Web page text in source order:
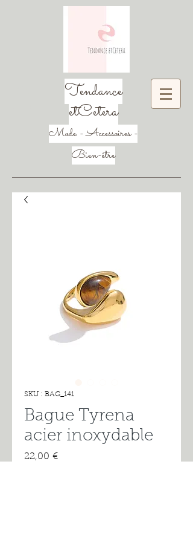
Tendance
etCetera
Mode - Accessoires -
Bien-être
SKU : BAG_141
Bague Tyrena
acier inoxydable
22,00 €Prix